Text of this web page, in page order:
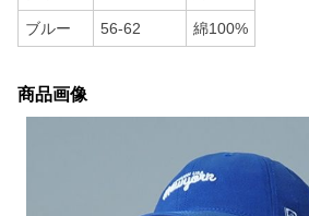
ブルー 56-62 綿100%
商品画像